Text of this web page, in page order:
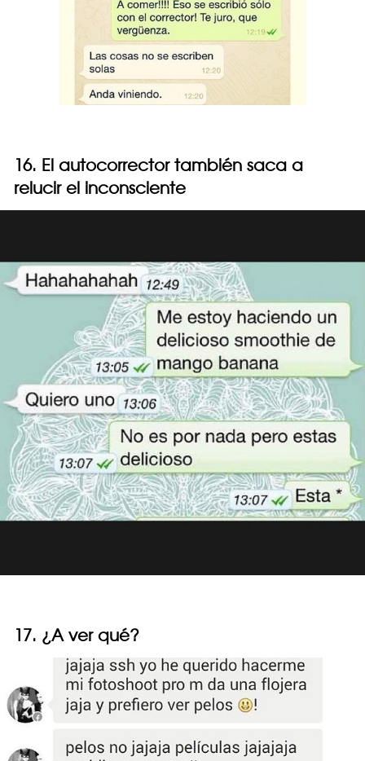
16. El autocorrector también saca a
relucir el inconsciente
17. ¿A ver qué?